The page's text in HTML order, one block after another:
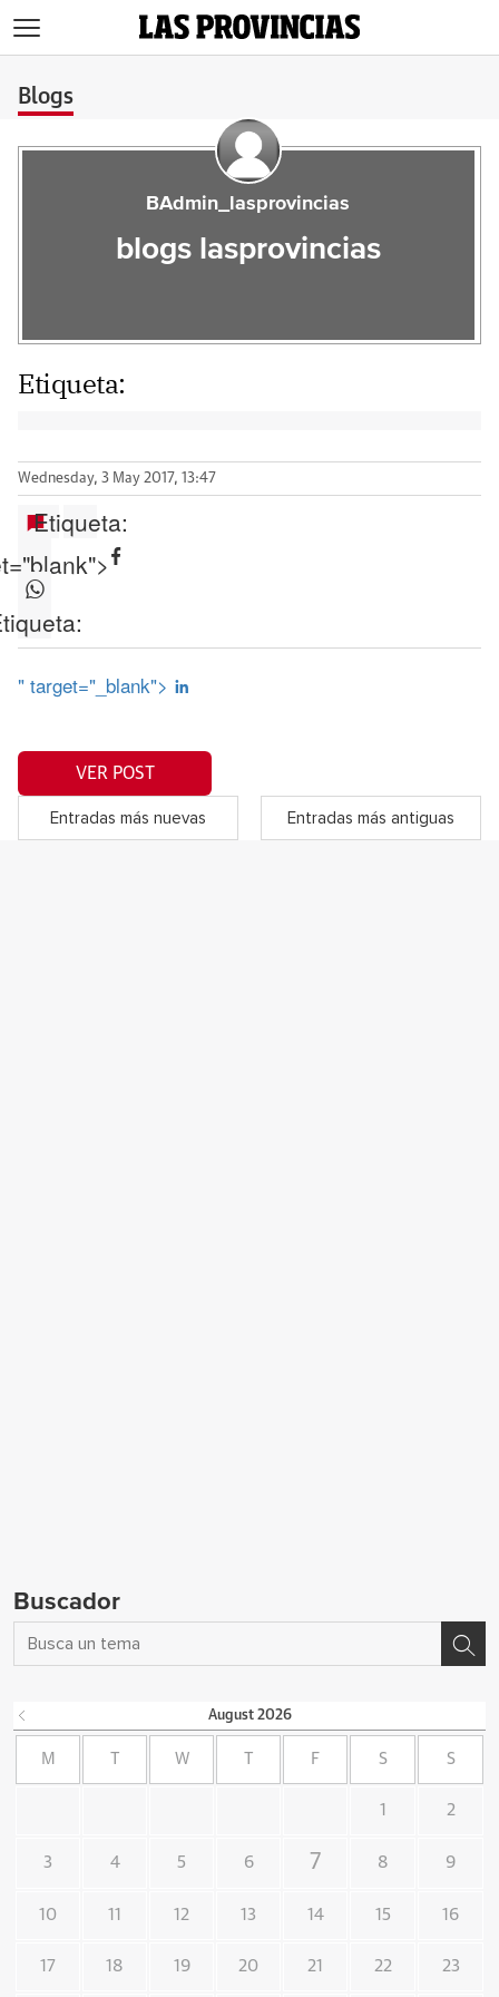
Blogs
BAdmin_lasprovincias
blogs lasprovincias
Etiqueta:
Wednesday, 3 May 2017, 13:47
Etiqueta:
" target="_blank">
VER POST
Entradas más nuevas Entradas más antiguas
Buscador
August 2026
M W F S S
1 2
3 4 5 6 7 8 9
10 11 12 13 14 15 16
17 18 19 20 21 22 23